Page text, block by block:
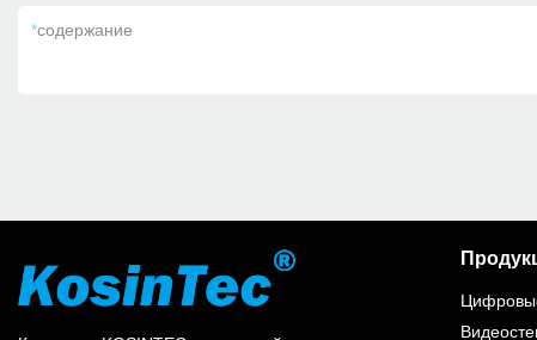
*содержание